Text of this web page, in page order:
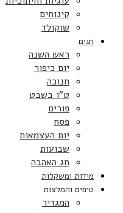
קינוחים
שוקולד
חגים
ראש השנה
יום כיפור
חנוכה
ט”ו בשבט
פורים
פסח
יום העצמאות
שבועות
חג האהבה
מידות ומשקלות
טיפים והמלצות
המגדיר